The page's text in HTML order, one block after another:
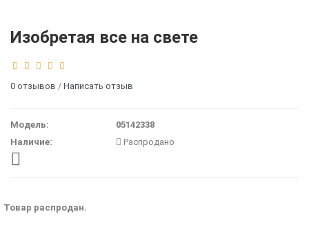
Изобретая все на свете
0 отзывов / Написать отзыв
Модель:
05142338
Наличие:
Распродано
Товар распродан.